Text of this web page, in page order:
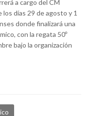
a cargo del CM
días 29 de agosto y 1
donde finalizará una
con la regata 50º
bajo la organización